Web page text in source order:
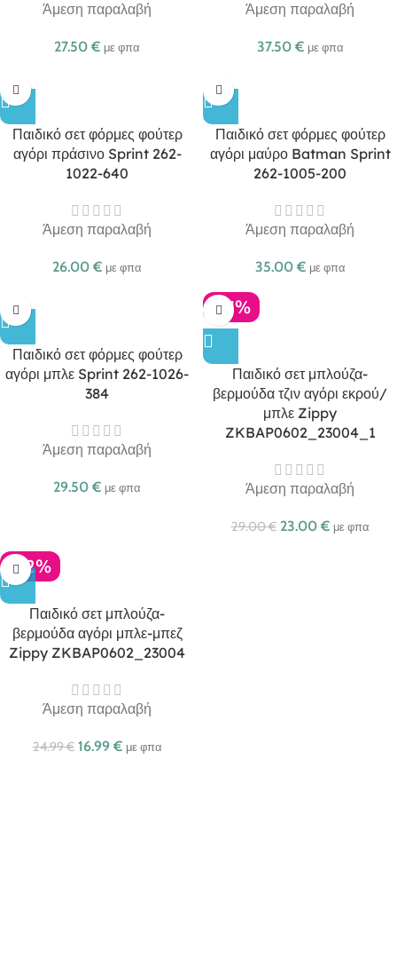
Άμεση παραλαβή
27.50 € με φπα
Άμεση παραλαβή
37.50 € με φπα
Παιδικό σετ φόρμες φούτερ
αγόρι πράσινο Sprint 262-
1022-640
Άμεση παραλαβή
26.00 € με φπα
Παιδικό σετ φόρμες φούτερ
αγόρι μαύρο Batman Sprint
262-1005-200
Άμεση παραλαβή
35.00 € με φπα
Παιδικό σετ φόρμες φούτερ
αγόρι μπλε Sprint 262-1026-
384
Άμεση παραλαβή
29.50 € με φπα
-21%
Παιδικό σετ μπλούζα-
βερμούδα τζιν αγόρι εκρού/
μπλε Zippy
ZKBAP0602_23004_1
Άμεση παραλαβή
29.00€ 23.00 € με φπα
-32%
Παιδικό σετ μπλούζα-
βερμούδα αγόρι μπλε-μπεζ
Zippy ZKBAP0602_23004
Άμεση παραλαβή
24.99€ 16.99 € με φπα